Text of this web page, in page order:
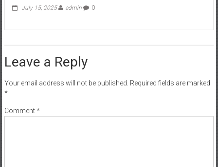
July 15, 2025 admin 0
Leave a Reply
Your email address will not be published. Required fields are marked
*
Comment*